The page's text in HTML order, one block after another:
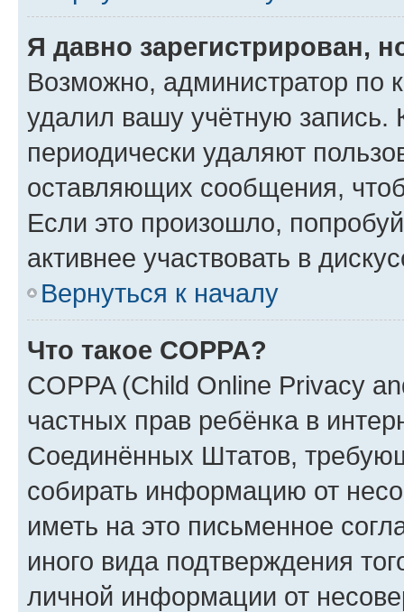
Я давно зарегистрирован,
Возможно, администратор по
удалил вашу учётную запись.
периодически удаляют
оставляющих сообщения,
Если это произошло,
активнее участвовать в
Вернуться к началу
Что такое COPPA?
COPPA (Child Online Privacy
частных прав ребёнка в
Соединённых Штатов,
собирать информацию от
иметь на это письменное
иного вида подтверждения
личной информации от